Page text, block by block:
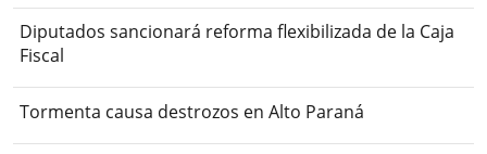
Diputados sancionará reforma flexibilizada de la Caja
Fiscal
Tormenta causa destrozos en Alto Paraná